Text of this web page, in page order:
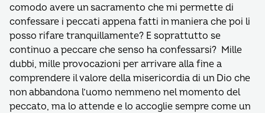
comodo avere un sacramento che mi permette di
confessare i peccati appena fatti in maniera che poi li
posso rifare tranquillamente? E soprattutto se
continuo a peccare che senso ha confessarsi? Mille
dubbi, mille provocazioni per arrivare alla fine a
comprendere il valore della misericordia di un Dio che
non abbandona l’uomo nemmeno nel momento del
peccato, ma lo attende e lo accoglie sempre come un